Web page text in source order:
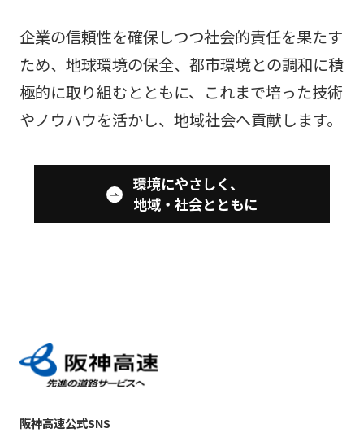
企業の信頼性を確保しつつ社会的責任を果たす
ため、地球環境の保全、都市環境との調和に積
極的に取り組むとともに、これまで培った技術
やノウハウを活かし、地域社会へ貢献します。
環境にやさしく、
地域・社会とともに
阪神高速公式SNS